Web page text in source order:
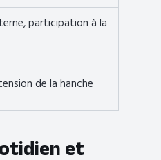
participation à la
de la hanche
et